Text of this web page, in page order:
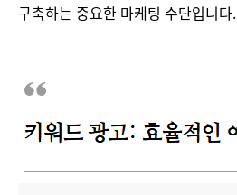
구축하는 중요한 마케팅 수단입니다.